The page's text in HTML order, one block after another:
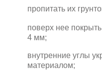
пропитать их
поверх нее
4 мм;
внутренние углы
материалом;